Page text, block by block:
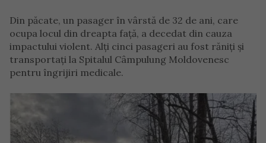
Din păcate, un pasager în vârstă de 32 de ani, care
ocupa locul din dreapta faţă, a decedat din cauza
impactului violent. Alți cinci pasageri au fost răniţi şi
transportaţi la Spitalul Câmpulung Moldovenesc
pentru îngrijiri medicale.